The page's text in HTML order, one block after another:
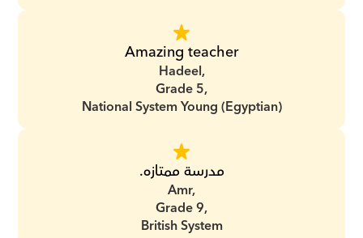
Amazing teacher
Hadeel,
Grade 5,
National System Young (Egyptian)
مدرسة ممتازه.
Amr,
Grade 9,
British System